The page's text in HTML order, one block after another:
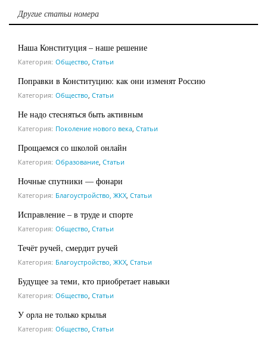
Другие статьи номера
Наша Конституция – наше решение
Категория: Общество Статьи
Поправки в Конституцию: как они изменят Россию
Категория: Общество Статьи
Не надо стесняться быть активным
Категория: Поколение нового века Статьи
Прощаемся со школой онлайн
Категория: Образование Статьи
Ночные спутники — фонари
Категория: Благоустройство, ЖКХ Статьи
Исправление – в труде и спорте
Категория: Общество Статьи
Течёт ручей, смердит ручей
Категория: Благоустройство, ЖКХ Статьи
Будущее за теми, кто приобретает навыки
Категория: Общество Статьи
У орла не только крылья
Категория: Общество Статьи